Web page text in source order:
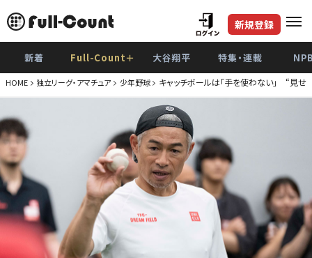
新規登録
新着 Full-Count＋ 大谷翔平 特集・連載
HOME 独立リーグ・アマチュア 少年野球 キャッチボールは「手を使わない」 “見